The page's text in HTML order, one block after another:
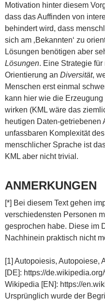
Motivation hinter diesem
dass das Auffinden von
behindert wird, dass
sich am ‚Bekannten‘ zu
Lösungen benötigen aber
Lösungen. Eine Strategie
Orientierung an Diversität,
Menschen erst einmal
kann hier wie die Erzeugung
wirken (KML wäre das
heutigen Daten-getriebenen
unfassbaren Komplexität
menschlicher Sprache ist
KML aber nicht trivial.
ANMERKUNGEN
[*] Bei diesem Text gehen
verschiedensten Personen
gesprochen habe. Diese im
Nachhinein praktisch nicht
[1] Autopoiesis, Autopoiese,
[DE]: https://
Wikipedia [EN]: https://
Ursprünglich wurde der